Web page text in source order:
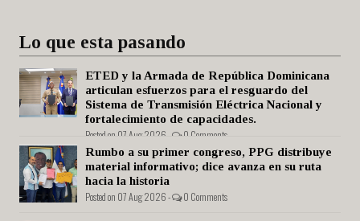
Lo que esta pasando
ETED y la Armada de República Dominicana
articulan esfuerzos para el resguardo del
Sistema de Transmisión Eléctrica Nacional y
fortalecimiento de capacidades.
Posted on 07 Aug 2026 - 0 Comments
Rumbo a su primer congreso, PPG distribuye
material informativo; dice avanza en su ruta
hacia la historia
Posted on 07 Aug 2026 - 0 Comments